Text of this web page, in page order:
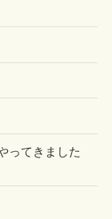
ってきました